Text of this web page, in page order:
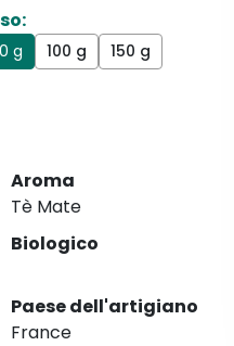
g 100 g 150 g
Aroma
Tè Mate
Biologico
Paese dell'artigiano
France